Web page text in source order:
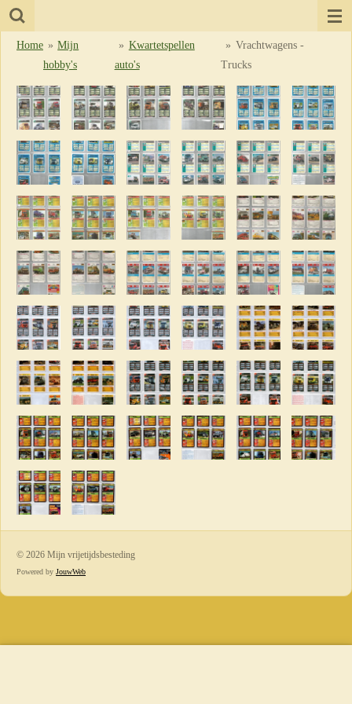
Ga
hoofdinhoud
Home » Mijn
hobby's
» Kwartetspellen
auto's
» Vrachtwagens -
Trucks
© 2026 Mijn vrijetijdsbesteding
Powered by JouwWeb